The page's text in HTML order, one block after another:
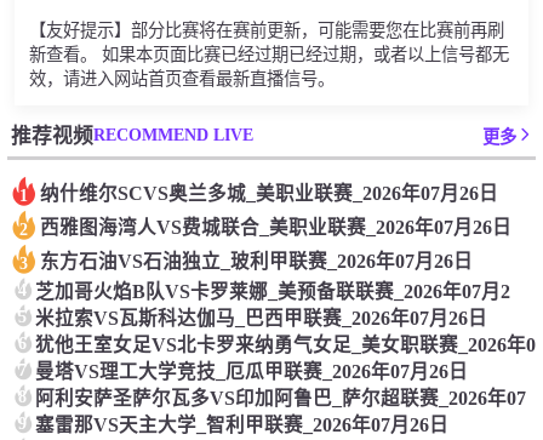
【友好提示】部分比赛将在赛前更新，可能需要您在比赛前再刷
新查看。 如果本页面比赛已经过期已经过期，或者以上信号都无
效，请进入网站首页查看最新直播信号。
推荐视频RECOMMEND LIVE 更多
1 纳什维尔SCVS奥兰多城_美职业联赛_2026年07月26日
2 西雅图海湾人VS费城联合_美职业联赛_2026年07月26日
3 东方石油VS石油独立_玻利甲联赛_2026年07月26日
4 芝加哥火焰B队VS卡罗莱娜_美预备联联赛_2026年07月2
5 米拉索VS瓦斯科达伽马_巴西甲联赛_2026年07月26日
6 犹他王室女足VS北卡罗来纳勇气女足_美女职联赛_2026年0
7 曼塔VS理工大学竞技_厄瓜甲联赛_2026年07月26日
8 阿利安萨圣萨尔瓦多VS印加阿鲁巴_萨尔超联赛_2026年07
9 塞雷那VS天主大学_智利甲联赛_2026年07月26日